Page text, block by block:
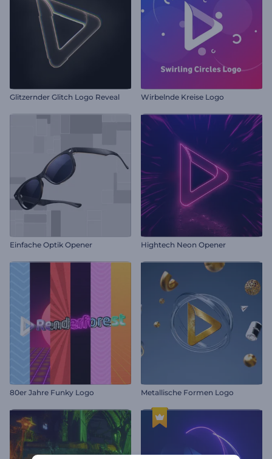
Glitzernder Glitch Logo Reveal Wirbelnde Kreise Logo
Einfache Optik Opener Hightech Neon Opener
80er Jahre Funky Logo Metallische Formen Logo